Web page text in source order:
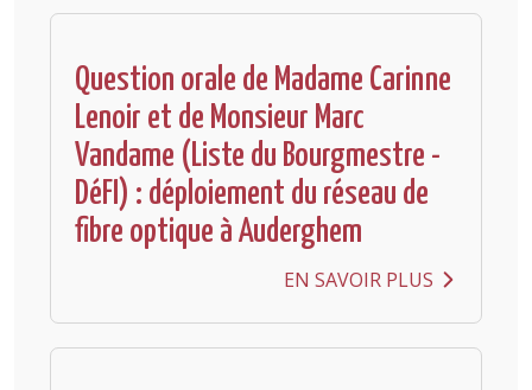
Question orale de Madame Carinne
Lenoir et de Monsieur Marc
Vandame (Liste du Bourgmestre -
DéFI) : déploiement du réseau de
fibre optique à Auderghem
EN SAVOIR PLUS